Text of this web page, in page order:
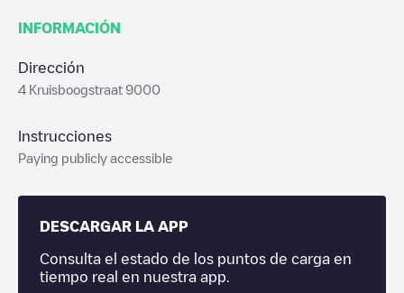
INFORMACIÓN
Dirección
4 Kruisboogstraat 9000
Instrucciones
Paying publicly accessible
DESCARGAR LA APP
Consulta el estado de los puntos de carga en
tiempo real en nuestra app.